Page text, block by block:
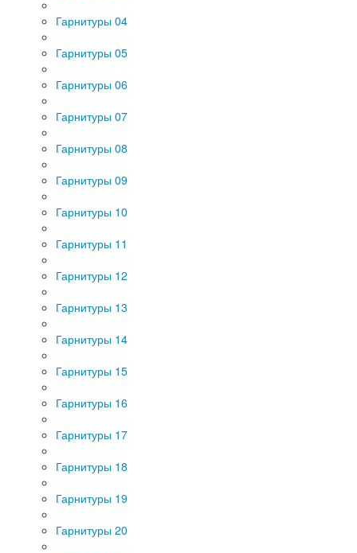
Гарнитуры 04
Гарнитуры 05
Гарнитуры 06
Гарнитуры 07
Гарнитуры 08
Гарнитуры 09
Гарнитуры 10
Гарнитуры 11
Гарнитуры 12
Гарнитуры 13
Гарнитуры 14
Гарнитуры 15
Гарнитуры 16
Гарнитуры 17
Гарнитуры 18
Гарнитуры 19
Гарнитуры 20